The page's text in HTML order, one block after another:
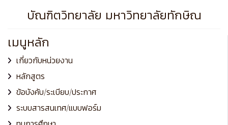
บัณฑิตวิทยาลัย มหาวิทยาลัยทักษิณ
เมนูหลัก
เกี่ยวกับหน่วยงาน
หลักสูตร
ข้อบังคับ/ระเบียบ/ประกาศ
ระบบสารสนเทศ/แบบฟอร์ม